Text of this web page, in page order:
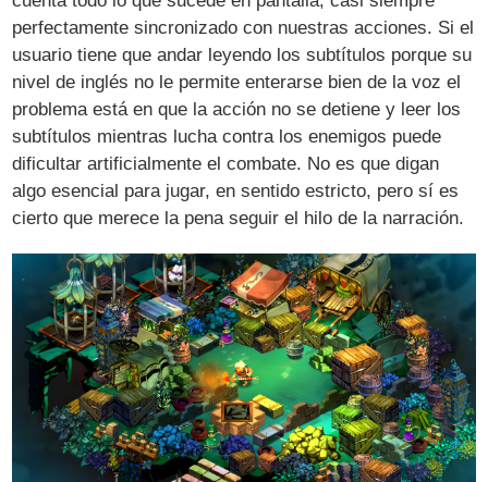
perfectamente sincronizado con nuestras acciones. Si el
usuario tiene que andar leyendo los subtítulos porque su
nivel de inglés no le permite enterarse bien de la voz el
problema está en que la acción no se detiene y leer los
subtítulos mientras lucha contra los enemigos puede
dificultar artificialmente el combate. No es que digan
algo esencial para jugar, en sentido estricto, pero sí es
cierto que merece la pena seguir el hilo de la narración.